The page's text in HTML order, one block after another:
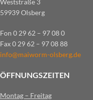
59939 Olsberg
Fon 0 29 62 – 97 08 0
Fax 0 29 62 – 97 08 88
info@maiworm-olsberg.de
ÖFFNUNGSZEITEN
Montag – Freitag